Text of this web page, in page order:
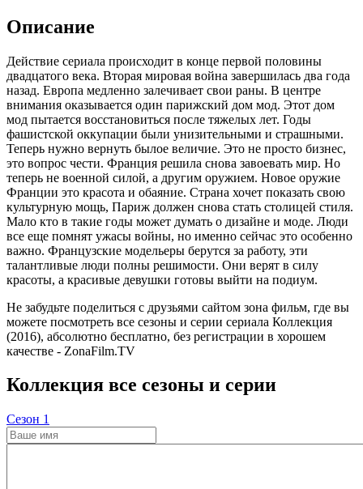
Описание
Действие сериала происходит в конце первой половины
двадцатого века. Вторая мировая война завершилась два года
назад. Европа медленно залечивает свои раны. В центре
внимания оказывается один парижский дом мод. Этот дом
мод пытается восстановиться после тяжелых лет. Годы
фашистской оккупации были унизительными и страшными.
Теперь нужно вернуть былое величие. Это не просто бизнес,
это вопрос чести. Франция решила снова завоевать мир. Но
теперь не военной силой, а другим оружием. Новое оружие
Франции это красота и обаяние. Страна хочет показать свою
культурную мощь, Париж должен снова стать столицей стиля.
Мало кто в такие годы может думать о дизайне и моде. Люди
все еще помнят ужасы войны, но именно сейчас это особенно
важно. Французские модельеры берутся за работу, эти
талантливые люди полны решимости. Они верят в силу
красоты, а красивые девушки готовы выйти на подиум.
Не забудьте поделиться с друзьями сайтом зона фильм, где вы
можете посмотреть все сезоны и серии сериала Коллекция
(2016), абсолютно бесплатно, без регистрации в хорошем
качестве - ZonaFilm.TV
Коллекция все сезоны и серии
Cезон 1